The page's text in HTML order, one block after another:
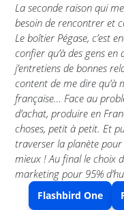
La seconde raison qui
besoin de rencontrer et
Le boîtier Pégase, c’est
confier qu’à des gens
j’entretiens de bonnes
content de me dire qu’à
française… Face au
d’achat, produire en
choses, petit à petit. Et
traverser la planète pour
mieux ! Au final le choix
marketing pour 95%
Flashbird One